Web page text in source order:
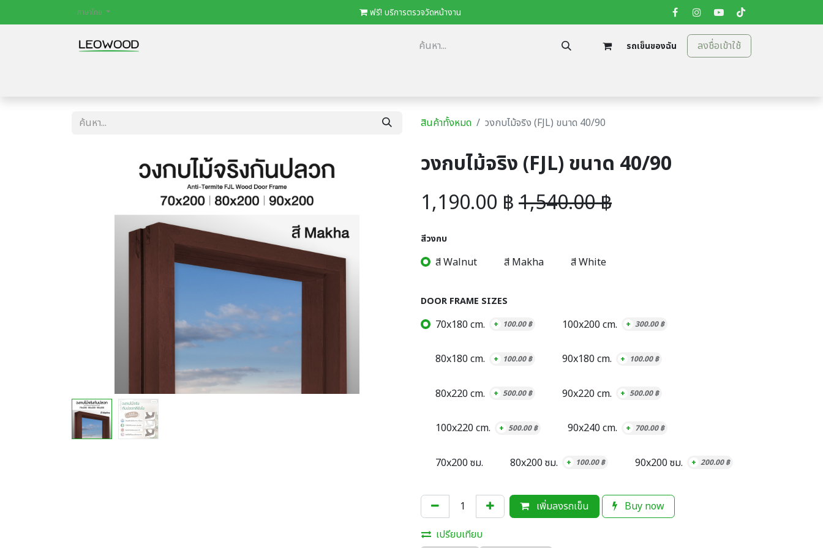
ภาษาไทย ฟรี! บริการตรวจวัดหน้างาน
รถเข็นของฉัน ลงชื่อเข้าใช้
สินค้าทั้งหมด วงกบไม้จริง (FJL) ขนาด 40/90
วงกบไม้จริง (FJL) ขนาด 40/90
1,190.00 ฿1,540.00฿
สีวงกบ
สี Walnut สี Makha สี White
DOOR FRAME SIZES
70x180 cm. + 100.00฿ 100x200 cm. + 300.00฿
80x180 cm. + 100.00฿ 90x180 cm. + 100.00฿
80x220 cm. + 500.00฿ 90x220 cm. + 500.00฿
100x220 cm. + 500.00฿ 90x240 cm. + 700.00฿
70x200 ซม. 80x200 ซม. + 100.00฿ 90x200 ซม. + 200.00฿
เพิ่มลงรถเข็น
Buy now
เปรียบเทียบ